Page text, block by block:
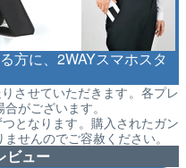
方に、2WAYスマホスタ
させていただきます。各プレ
がございます。
となります。購入されたガン
せんのでご容赦ください。
ビュー